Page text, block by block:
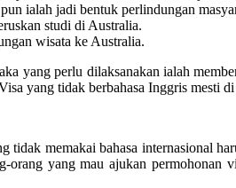
ialah jadi bentuk perlindungan
studi di Australia.
wisata ke Australia.
yang perlu dilaksanakan ialah
yang tidak berbahasa Inggris mesti
tidak memakai bahasa internasional
orang yang mau ajukan